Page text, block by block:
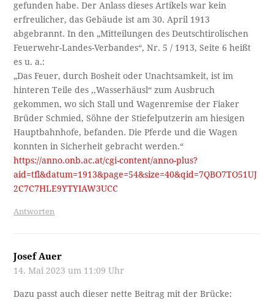
gefunden habe. Der Anlass dieses Artikels war kein
erfreulicher, das Gebäude ist am 30. April 1913
abgebrannt. In den „Mitteilungen des Deutschtirolischen
Feuerwehr-Landes-Verbandes“, Nr. 5 / 1913, Seite 6 heißt
es u. a.:
„Das Feuer, durch Bosheit oder Unachtsamkeit, ist im
hinteren Teile des ,,Wasserhäusl“ zum Ausbruch
gekommen, wo sich Stall und Wagenremise der Fiaker
Brüder Schmied, Söhne der Stiefelputzerin am hiesigen
Hauptbahnhofe, befanden. Die Pferde und die Wagen
konnten in Sicherheit gebracht werden.“
https://anno.onb.ac.at/cgi-content/anno-plus?
aid=tfl&datum=1913&page=54&size=40&qid=7QBO7TO51UJ
2C7C7HLE9YTYIAW3UCC
Antworten
Josef Auer
14. Mai 2023 um 11:09 Uhr
Dazu passt auch dieser nette Beitrag mit der Brücke: